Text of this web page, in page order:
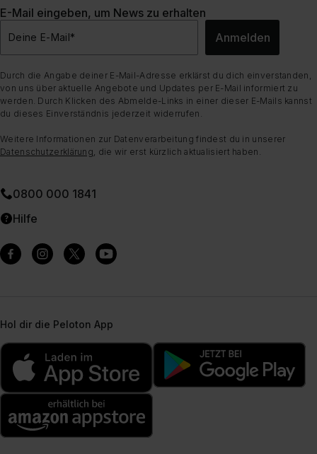
E-Mail eingeben, um News zu erhalten
Deine E-Mail* Anmelden
Durch die Angabe deiner E-Mail-Adresse erklärst du dich einverstanden,
von uns über aktuelle Angebote und Updates per E-Mail informiert zu
werden. Durch Klicken des Abmelde-Links in einer dieser E-Mails kannst
du dieses Einverständnis jederzeit widerrufen.
Weitere Informationen zur Datenverarbeitung findest du in unserer
Datenschutzerklärung , die wir erst kürzlich aktualisiert haben.
0800 000 1841
Hilfe
Hol dir die Peloton App